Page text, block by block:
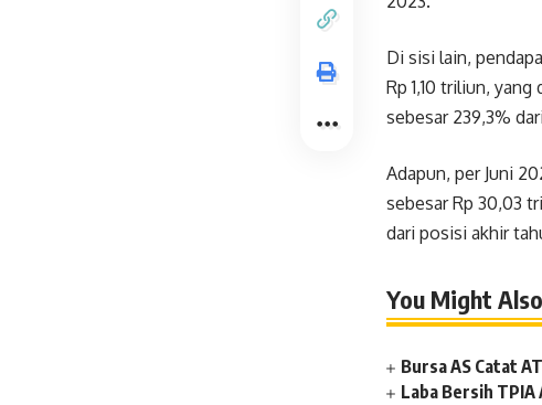
Di sisi lain,
Rp 1,10 triliun,
sebesar 239,3%
Adapun, per Juni
sebesar Rp 30,03
dari posisi akhir
You Might
Bursa AS Catat
Laba Bersih